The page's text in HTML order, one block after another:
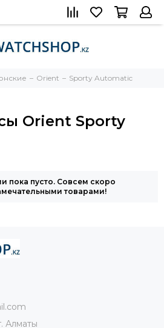
Orient Sporty Automatic
Orient Sporty
пока пусто. Совсем скоро
товарами!
Алматы